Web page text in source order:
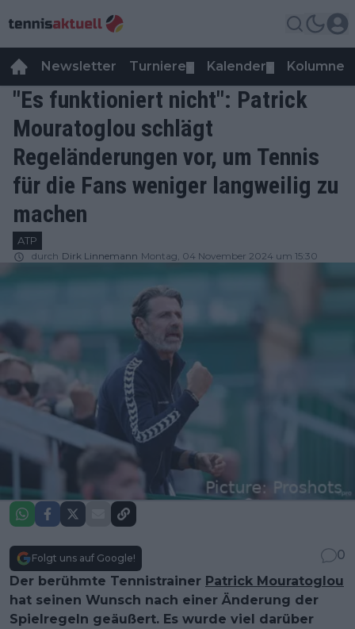
Newsletter Turniere Kalender Kolumnen
"Es funktioniert nicht": Patrick
Mouratoglou schlägt
Regeländerungen vor, um Tennis
für die Fans weniger langweilig zu
machen
ATP
durch Dirk Linnemann Montag, 04 November 2024 um 15:30
Folgt uns auf Google!
0
Der berühmte Tennistrainer Patrick Mouratoglou
hat seinen Wunsch nach einer Änderung der
Spielregeln geäußert. Es wurde viel darüber